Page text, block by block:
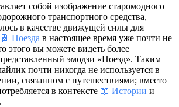
собой изображение старомодного
транспортного средства,
в качестве движущей силы для
🚆 Поезда в настоящее время уже почти не
этого вы можете видеть более
эмодзи «Поезд». Таким
почти никогда не используется в
связанном с путешествиями; вместо
в контексте 📖 Истории и